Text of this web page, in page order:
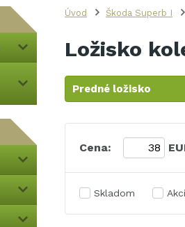
Úvod Škoda Superb I
Ložisko
Predné ložisko
Cena:
Skladom